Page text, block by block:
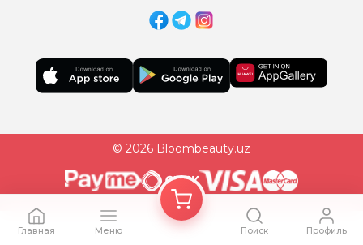
© 2026 Bloombeauty.uz
Главная Меню Поиск Профиль